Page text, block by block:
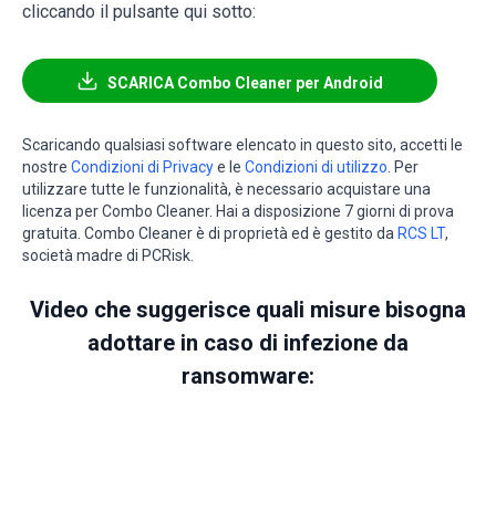
cliccando il pulsante qui sotto:
SCARICA Combo Cleaner per Android
Scaricando qualsiasi software elencato in questo sito, accetti le
nostre Condizioni di Privacye le Condizioni di utilizzo. Per
utilizzare tutte le funzionalità, è necessario acquistare una
licenza per Combo Cleaner. Hai a disposizione 7 giorni di prova
gratuita. Combo Cleaner è di proprietà ed è gestito da RCS LT,
società madre di PCRisk.
Video che suggerisce quali misure bisogna
adottare in caso di infezione da
ransomware: